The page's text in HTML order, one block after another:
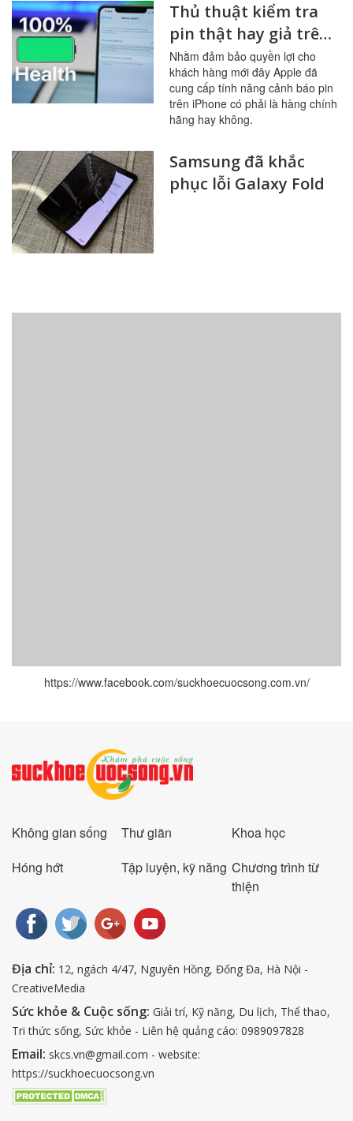
Thủ thuật kiểm tra
pin thật hay giả trên
iPhone
Nhằm đảm bảo quyền lợi cho
khách hàng mới đây Apple đã
cung cấp tính năng cảnh báo pin
trên iPhone có phải là hàng chính
hãng hay không.
Samsung đã khắc
phục lỗi Galaxy Fold
https://www.facebook.com/suckhoecuocsong.com.vn/
Không gian sống Thư giãn
Khoa học
Hóng hớt
Tập luyện, kỹ năng Chương trình từ
thiện
Địa chỉ: 12, ngách 4/47, Nguyên Hồng, Đống Đa, Hà Nội -
CreativeMedia
Sức khỏe & Cuộc sống: Giải trí, Kỹ năng, Du lịch, Thể thao,
Tri thức sống, Sức khỏe - Liên hệ quảng cáo: 0989097828
Email: skcs.vn@gmail.com - website:
https://suckhoecuocsong.vn